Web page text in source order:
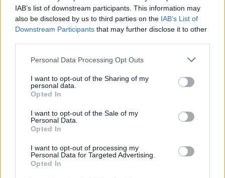
IAB’s list of downstream participants. This information may
also be disclosed by us to third parties on the IAB’s List of
Downstream Participants that may further disclose it to other
Please note that this website/app uses one or more Google
not limited to your visit or usage behaviour. You may click to
grant or deny consent to Google and its third-party tags to
use your data for below specified purposes in below Google
consent section.
Personal Data Processing Opt Outs
I want to opt-out of the Sharing of my
personal data.
Opted In
I want to opt-out of the Sale of my
Personal Data.
Opted In
I want to opt-out of processing my
Personal Data for Targeted Advertising.
Opted In
Felhasználónév
Jelszó
Elfelejtette jelszavát?
Bejelentkezés
faiskola.hu
Kertészeti, kerti termékek és szolgáltatások térképes
KERTÉSZ ÉS KERTÉSZET REGISZTRÁCIÓ